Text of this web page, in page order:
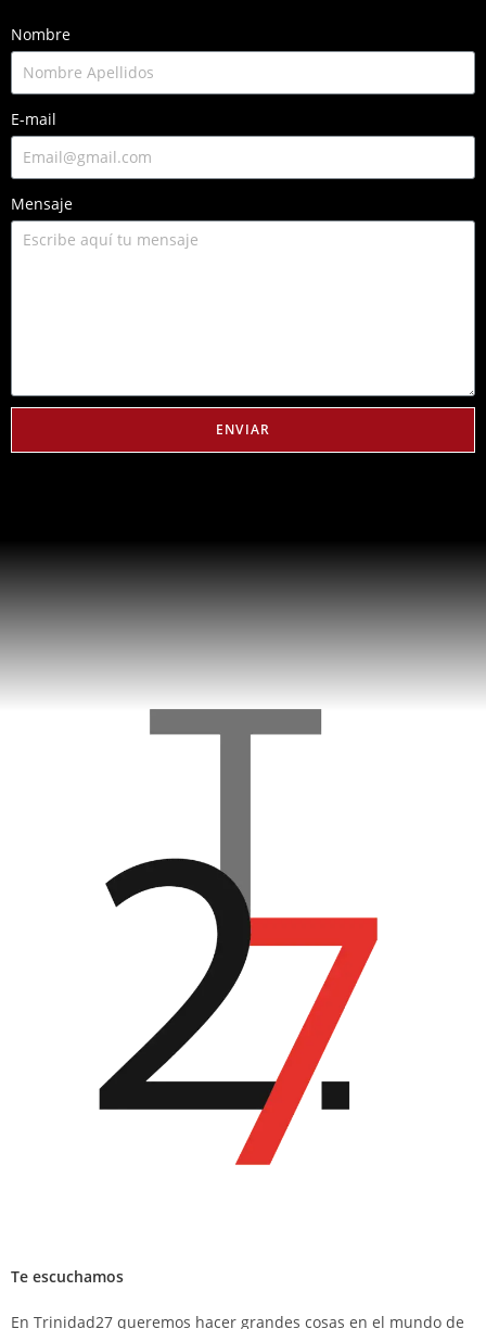
Nombre
E-mail
Mensaje
ENVIAR
Te escuchamos
En Trinidad27 queremos hacer grandes cosas en el mundo de